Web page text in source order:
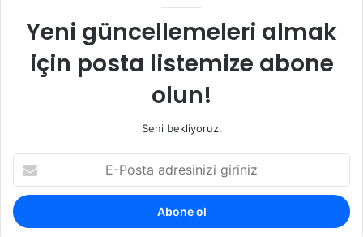
Yeni güncellemeleri almak
için posta listemize abone
olun!
Seni bekliyoruz.
E-
Posta
adresinizi
giriniz